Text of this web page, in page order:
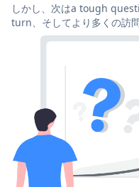
しかし、次はa tough
turn、そしてより多くの訪